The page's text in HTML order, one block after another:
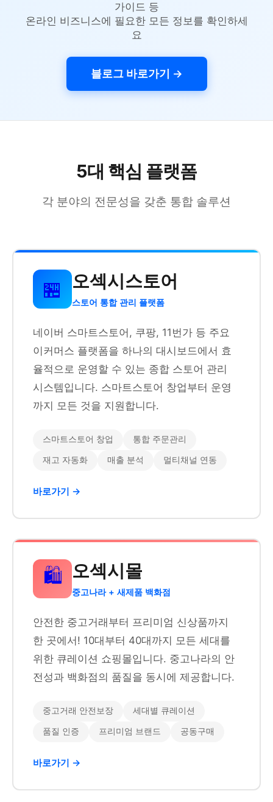
가이드 등
온라인 비즈니스에 필요한 모든 정보를 확인하세
요
블로그 바로가기 →
5대 핵심 플랫폼
각 분야의 전문성을 갖춘 통합 솔루션
🏪 오섹시스토어
스토어 통합 관리 플랫폼
네이버 스마트스토어, 쿠팡, 11번가 등 주요
이커머스 플랫폼을 하나의 대시보드에서 효
율적으로 운영할 수 있는 종합 스토어 관리
시스템입니다. 스마트스토어 창업부터 운영
까지 모든 것을 지원합니다.
스마트스토어 창업 통합 주문관리
재고 자동화 매출 분석 멀티채널 연동
바로가기 →
🛍️ 오섹시몰
중고나라 + 새제품 백화점
안전한 중고거래부터 프리미엄 신상품까지
한 곳에서! 10대부터 40대까지 모든 세대를
위한 큐레이션 쇼핑몰입니다. 중고나라의 안
전성과 백화점의 품질을 동시에 제공합니다.
중고거래 안전보장 세대별 큐레이션
품질 인증 프리미엄 브랜드 공동구매
바로가기 →